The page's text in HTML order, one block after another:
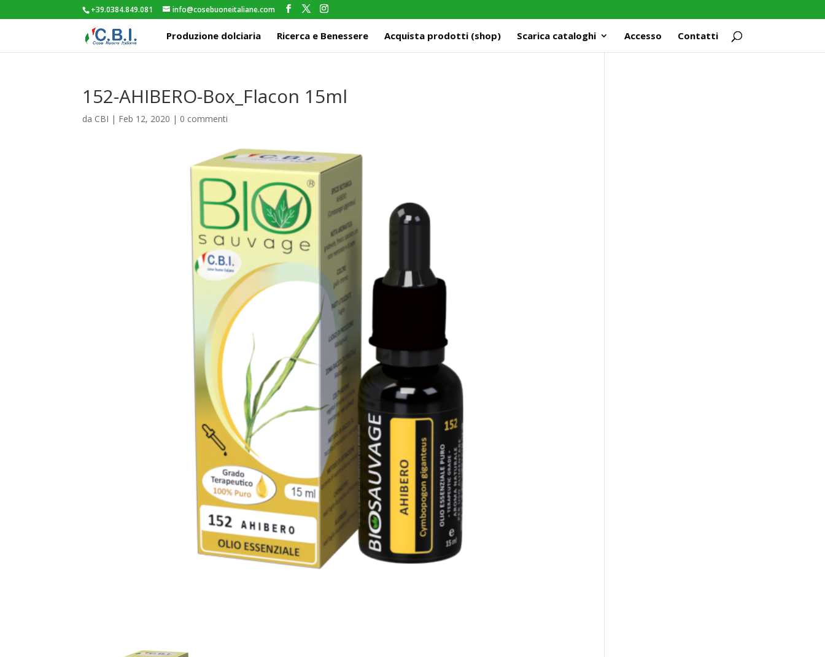
+39.0384.849.081 info@cosebuoneitaliane.com
Produzione dolciaria Ricerca e Benessere Acquista prodotti (shop) Scarica cataloghi Accesso Contatti
152-AHIBERO-Box_Flacon 15ml
da CBI | Feb 12, 2020 | 0 commenti